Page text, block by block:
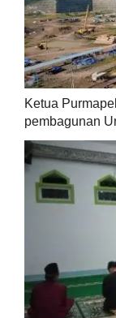
Ketua
pembagunan